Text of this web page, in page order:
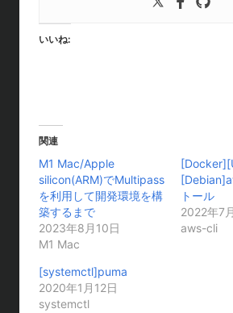
いいね:
関連
M1 Mac/Apple
silicon(ARM)でMultipass
を利用して開発環境を構
築するまで
2023年8月10日
M1 Mac
トール
2022年7
aws-cli
[systemctl]puma
2020年1月12日
systemctl